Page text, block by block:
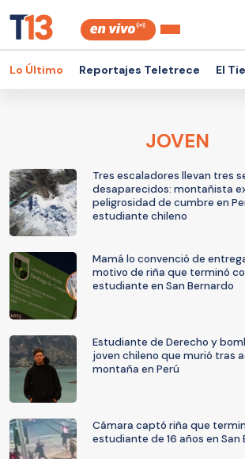
Lo Último Reportajes Teletrece El
JOVEN
Tres escaladores llevan tres
desaparecidos: montañista
peligrosidad de cumbre en
estudiante chileno
Mamá lo convenció de
motivo de riña que terminó
estudiante en San Bernardo
Estudiante de Derecho y
joven chileno que murió tras
montaña en Perú
Cámara captó riña que
estudiante de 16 años en San